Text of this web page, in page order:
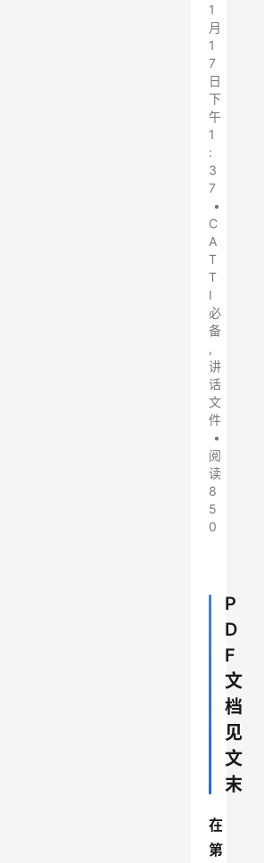
1
月
1
7
日
下
午
1
:
3
7
•
C
A
T
T
I
必
备
,
讲
话
文
件
•
阅
读
8
5
0
P
D
F
文
档
见
文
末
在
第